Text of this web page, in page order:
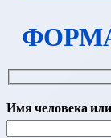
Имя человека